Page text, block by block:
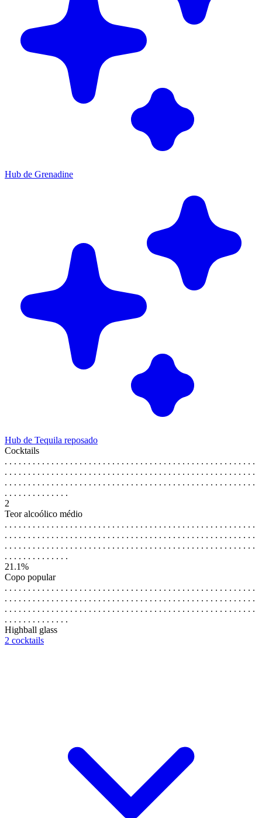
Hub de Grenadine
Hub de Tequila reposado
Cocktails
. . . . . . . . . . . . . . . . . . . . . . . . . . . . . . . . . . . . . . . . . . . . . . . . . . . . . .
. . . . . . . . . . . . . . . . . . . . . . . . . . . . . . . . . . . . . . . . . . . . . . . . . . . . . .
. . . . . . . . . . . . . . . . . . . . . . . . . . . . . . . . . . . . . . . . . . . . . . . . . . . . . .
. . . . . . . . . . . . . .
2
Teor alcoólico médio
. . . . . . . . . . . . . . . . . . . . . . . . . . . . . . . . . . . . . . . . . . . . . . . . . . . . . .
. . . . . . . . . . . . . . . . . . . . . . . . . . . . . . . . . . . . . . . . . . . . . . . . . . . . . .
. . . . . . . . . . . . . . . . . . . . . . . . . . . . . . . . . . . . . . . . . . . . . . . . . . . . . .
. . . . . . . . . . . . . .
21.1%
Copo popular
. . . . . . . . . . . . . . . . . . . . . . . . . . . . . . . . . . . . . . . . . . . . . . . . . . . . . .
. . . . . . . . . . . . . . . . . . . . . . . . . . . . . . . . . . . . . . . . . . . . . . . . . . . . . .
. . . . . . . . . . . . . . . . . . . . . . . . . . . . . . . . . . . . . . . . . . . . . . . . . . . . . .
. . . . . . . . . . . . . .
Highball glass
2 cocktails